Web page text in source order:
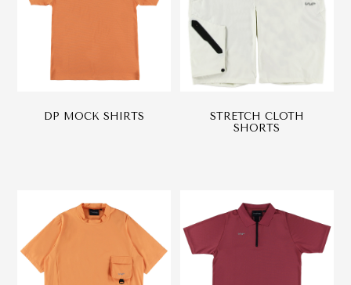
DP MOCK SHIRTS
STRETCH CLOTH
SHORTS